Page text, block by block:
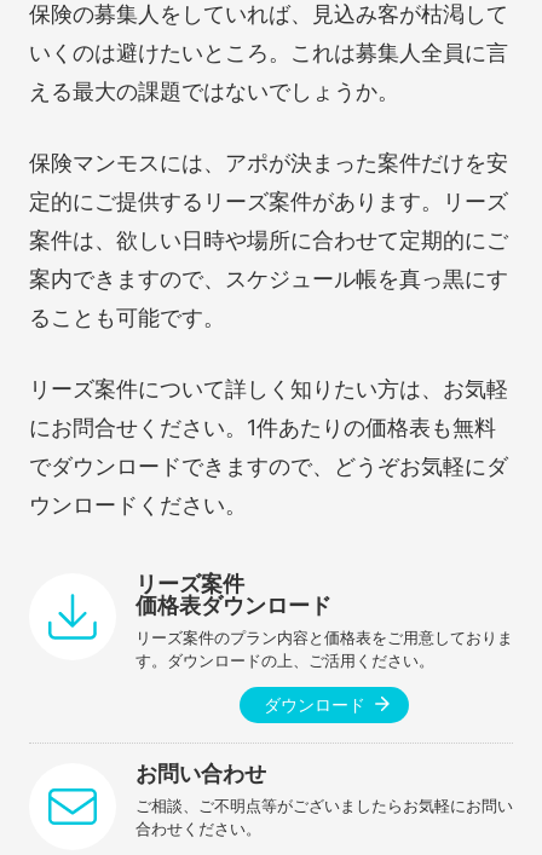
保険の募集人をしていれば、見込み客が枯渇して
いくのは避けたいところ。これは募集人全員に言
える最大の課題ではないでしょうか。
保険マンモスには、アポが決まった案件だけを安
定的にご提供するリーズ案件があります。リーズ
案件は、欲しい日時や場所に合わせて定期的にご
案内できますので、スケジュール帳を真っ黒にす
ることも可能です。
リーズ案件について詳しく知りたい方は、お気軽
にお問合せください。1件あたりの価格表も無料
でダウンロードできますので、どうぞお気軽にダ
ウンロードください。
リーズ案件
価格表ダウンロード
リーズ案件のプラン内容と価格表をご用意しておりま
す。ダウンロードの上、ご活用ください。
ダウンロード
お問い合わせ
ご相談、ご不明点等がございましたらお気軽にお問い
合わせください。